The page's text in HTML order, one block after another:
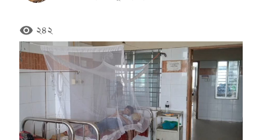
remove_red_eye ২৪২